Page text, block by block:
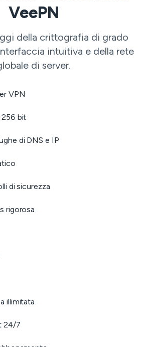
VeePN
della crittografia di grado
intuitiva e della rete
di server.
VPN
256 bit
di DNS e IP
di sicurezza
rigorosa
illimitata
24/7